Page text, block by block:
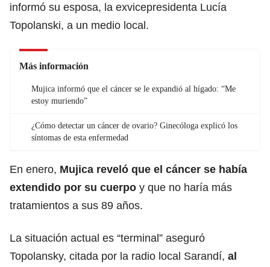
informó su esposa, la exvicepresidenta Lucía
Topolanski, a un medio local.
Más información
Mujica informó que el cáncer se le expandió al hígado: “Me
estoy muriendo”
¿Cómo detectar un cáncer de ovario? Ginecóloga explicó los
síntomas de esta enfermedad
En enero, Mujica reveló que el cáncer se había
extendido por su cuerpo y que no haría más
tratamientos a sus 89 años.
La situación actual es “terminal” aseguró
Topolansky, citada por la radio local Sarandí, al